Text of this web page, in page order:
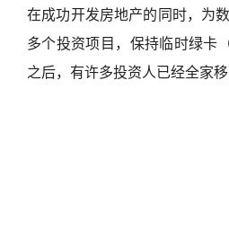
在成功开发房地产的同时，为
多个投资项目，保持临时绿卡
之后，有许多投资人已经全家